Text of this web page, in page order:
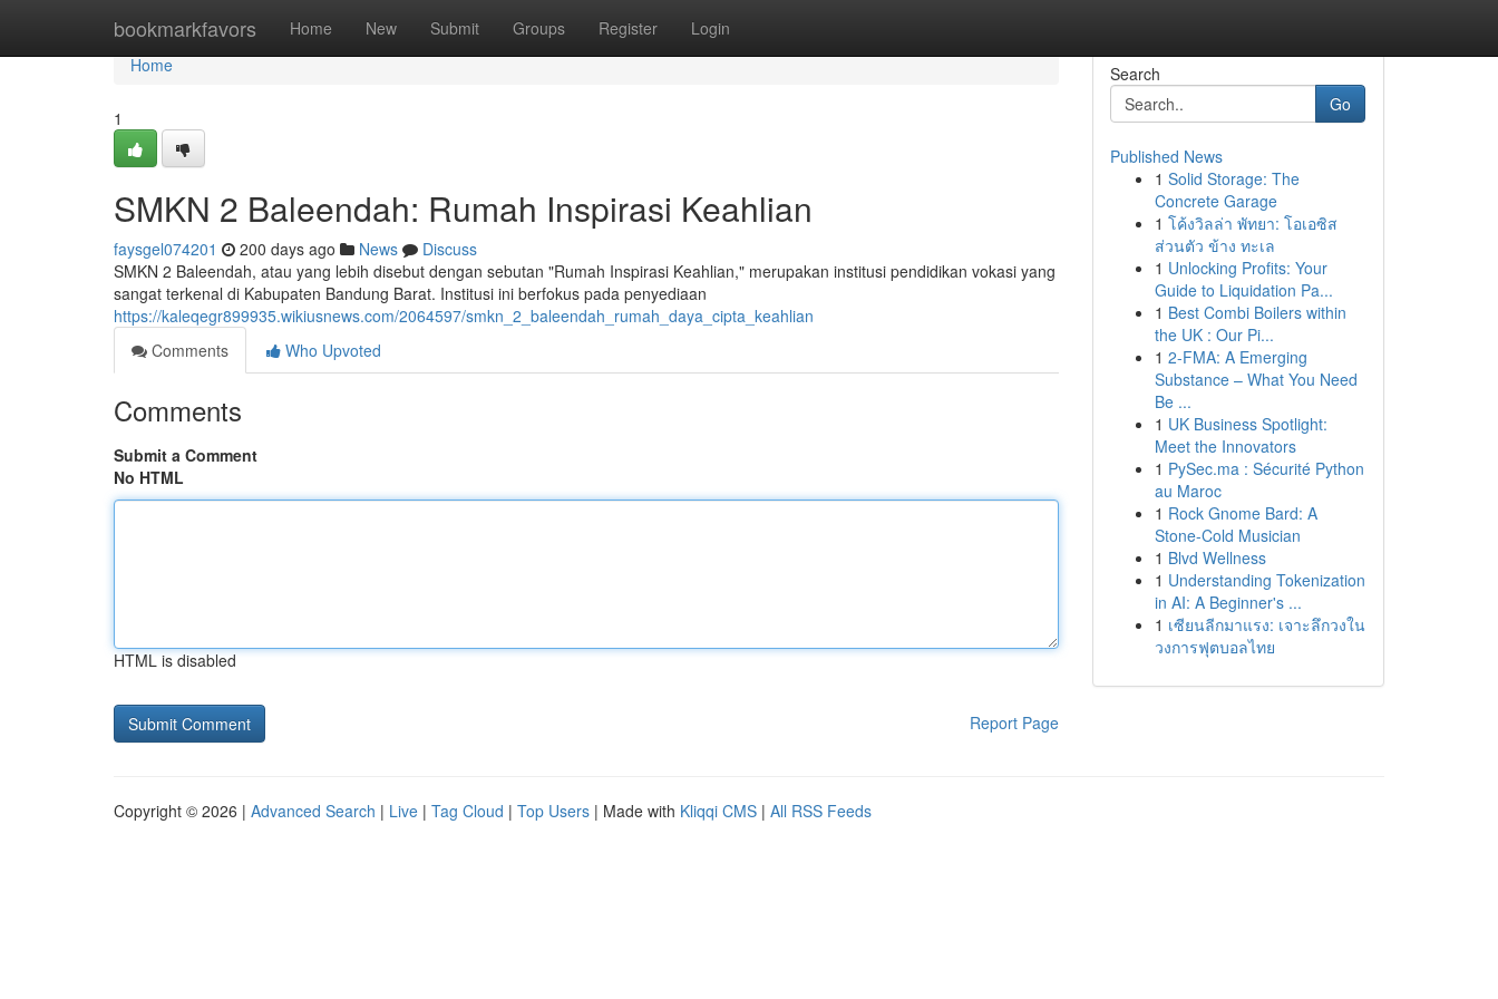
bookmarkfavors Home New Submit Groups Register Login
Home
Home
1
SMKN 2 Baleendah: Rumah Inspirasi Keahlian
faysgel074201 200 days ago News
Discuss
SMKN 2 Baleendah, atau yang lebih disebut dengan sebutan "Rumah Inspirasi Keahlian," merupakan institusi pendidikan vokasi yang
sangat terkenal di Kabupaten Bandung Barat. Institusi ini berfokus pada penyediaan
https://kaleqegr899935.wikiusnews.com/2064597/smkn_2_baleendah_rumah_daya_cipta_keahlian
Comments
Who Upvoted
Comments
Submit a Comment
No HTML
HTML is disabled
Report Page
Search
Go
Published News
1 Solid Storage: The
Concrete Garage
1 โค้งวิลล่า พัทยา: โอเอซิส
ส่วนตัว ข้าง ทะเล
1 Unlocking Profits: Your
Guide to Liquidation Pa...
1 Best Combi Boilers within
the UK : Our Pi...
1 2-FMA: A Emerging
Substance – What You Need
Be ...
1 UK Business Spotlight:
Meet the Innovators
1 PySec.ma : Sécurité Python
au Maroc
1 Rock Gnome Bard: A
Stone-Cold Musician
1 Blvd Wellness
1 Understanding Tokenization
in AI: A Beginner's ...
1 เซียนลีกมาแรง: เจาะลึกวงใน
วงการฟุตบอลไทย
Copyright © 2026 | Advanced Search | Live | Tag Cloud | Top Users | Made with Kliqqi CMS | All RSS Feeds